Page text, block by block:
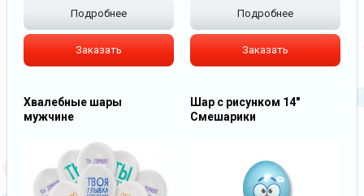
Подробнее
Заказать
Подробнее
Заказать
Хвалебные шары
мужчине
Шар с рисунком 14"
Смешарики